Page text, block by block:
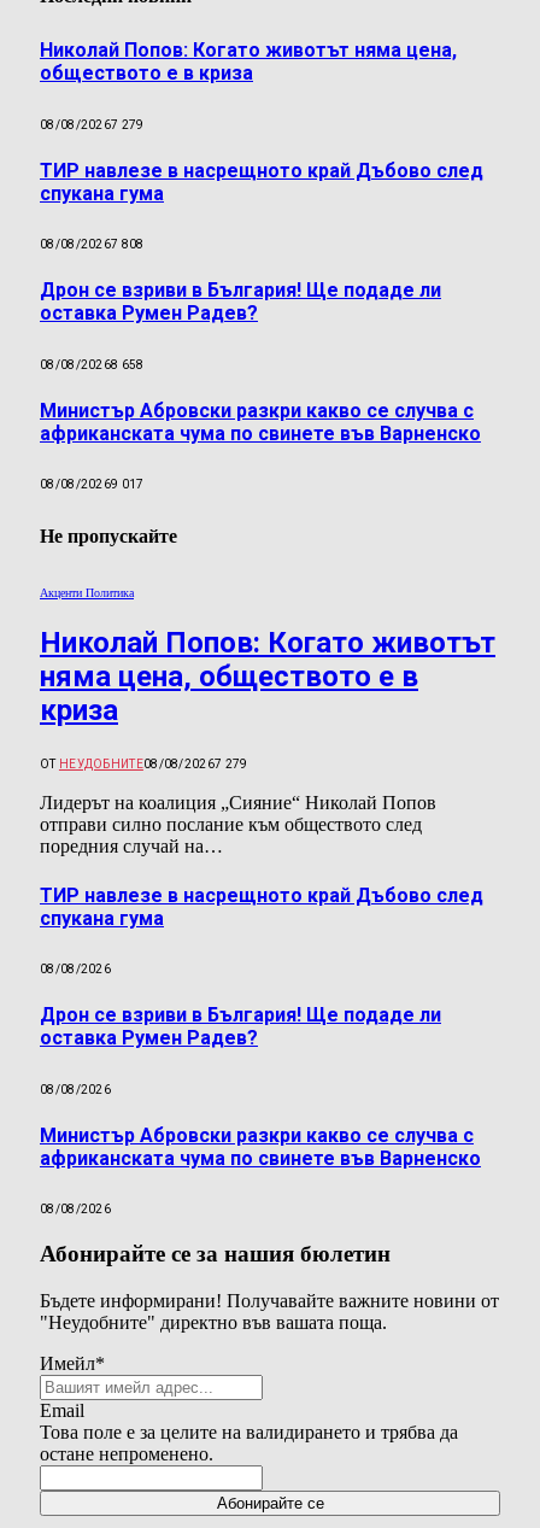
Николай Попов: Когато животът няма цена,
обществото е в криза
08/08/20267 279
ТИР навлезе в насрещното край Дъбово след
спукана гума
08/08/20267 808
Дрон се взриви в България! Ще подаде ли
оставка Румен Радев?
08/08/20268 658
Министър Абровски разкри какво се случва с
африканската чума по свинете във Варненско
08/08/20269 017
Не пропускайте
Акценти Политика
Николай Попов: Когато животът
няма цена, обществото е в
криза
ОТ НЕУДОБНИТЕ08/08/20267 279
Лидерът на коалиция „Сияние“ Николай Попов
отправи силно послание към обществото след
поредния случай на…
ТИР навлезе в насрещното край Дъбово след
спукана гума
08/08/2026
Дрон се взриви в България! Ще подаде ли
оставка Румен Радев?
08/08/2026
Министър Абровски разкри какво се случва с
африканската чума по свинете във Варненско
08/08/2026
Абонирайте се за нашия бюлетин
Бъдете информирани! Получавайте важните новини от
"Неудобните" директно във вашата поща.
Имейл*
Email
Това поле е за целите на валидирането и трябва да
остане непроменено.